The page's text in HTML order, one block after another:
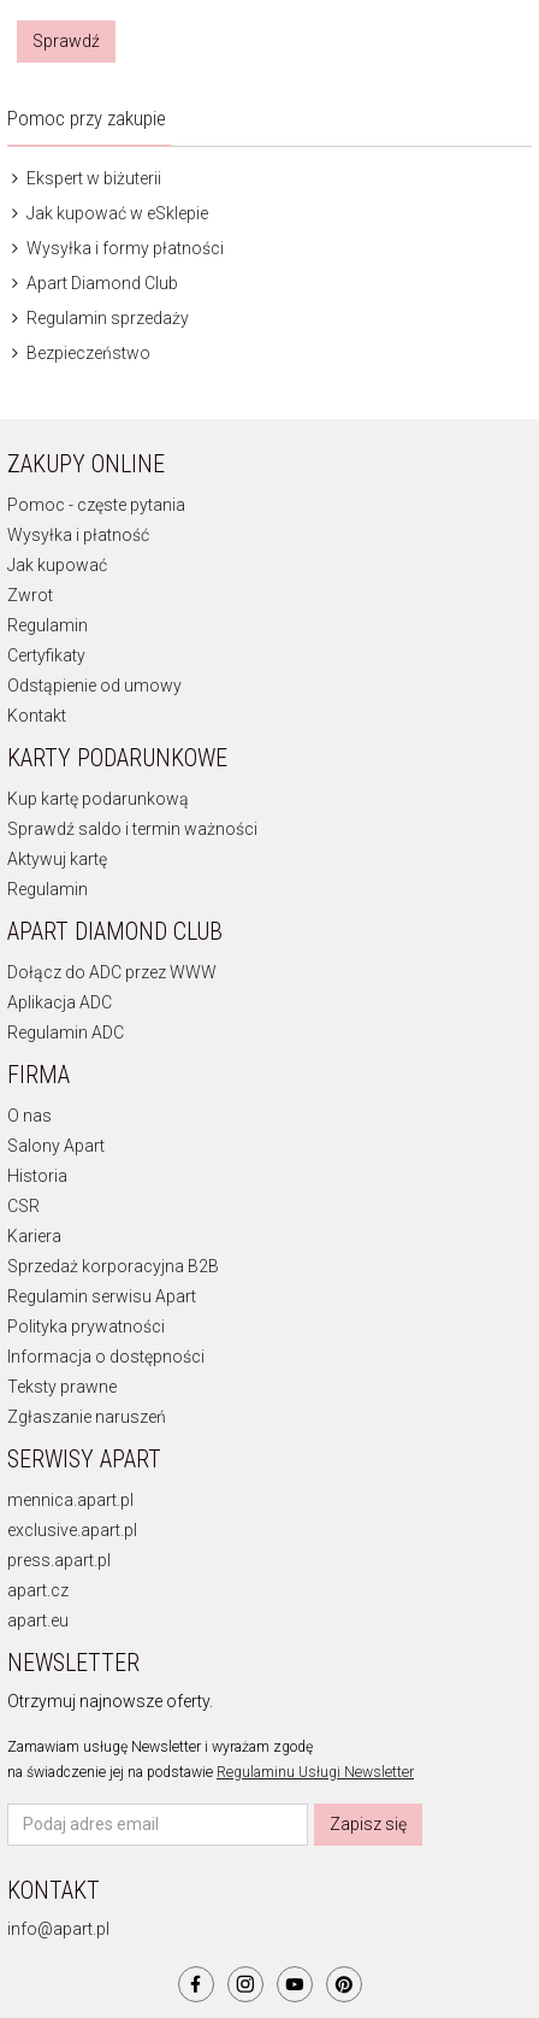
Sprawdź
Pomoc przy zakupie
Ekspert w biżuterii
Jak kupować w eSklepie
Wysyłka i formy płatności
Apart Diamond Club
Regulamin sprzedaży
Bezpieczeństwo
ZAKUPY ONLINE
Pomoc - częste pytania
Wysyłka i płatność
Jak kupować
Zwrot
Regulamin
Certyfikaty
Odstąpienie od umowy
Kontakt
KARTY PODARUNKOWE
Kup kartę podarunkową
Sprawdź saldo i termin ważności
Aktywuj kartę
Regulamin
APART DIAMOND CLUB
Dołącz do ADC przez WWW
Aplikacja ADC
Regulamin ADC
FIRMA
O nas
Salony Apart
Historia
CSR
Kariera
Sprzedaż korporacyjna B2B
Regulamin serwisu Apart
Polityka prywatności
Informacja o dostępności
Teksty prawne
Zgłaszanie naruszeń
SERWISY APART
mennica.apart.pl
exclusive.apart.pl
press.apart.pl
apart.cz
apart.eu
NEWSLETTER
Otrzymuj najnowsze oferty.
Zamawiam usługę Newsletter i wyrażam zgodę
na świadczenie jej na podstawie Regulaminu Usługi Newsletter
Zapisz się
KONTAKT
info@apart.pl